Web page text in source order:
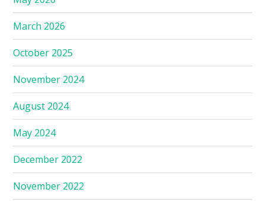
March 2026
October 2025
November 2024
August 2024
May 2024
December 2022
November 2022